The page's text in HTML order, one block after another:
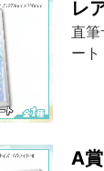
レ
直筆
ート
A賞